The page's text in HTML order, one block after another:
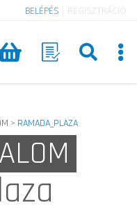
BELÉPÉS REGISZTRÁCIÓ
> RAMADA_PLAZA